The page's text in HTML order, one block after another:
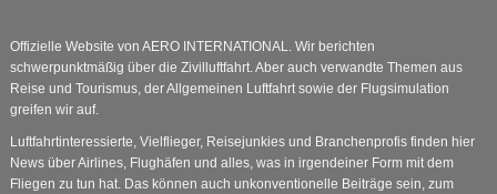
Offizielle Website von AERO INTERNATIONAL. Wir berichten
schwerpunktmäßig über die Zivilluftfahrt. Aber auch verwandte Themen aus
Reise und Tourismus, der Allgemeinen Luftfahrt sowie der Flugsimulation
greifen wir auf.
Luftfahrtinteressierte, Vielflieger, Reisejunkies und Branchenprofis finden hier
News über Airlines, Flughäfen und alles, was in irgendeiner Form mit dem
Fliegen zu tun hat. Das können auch unkonventionelle Beiträge sein, zum